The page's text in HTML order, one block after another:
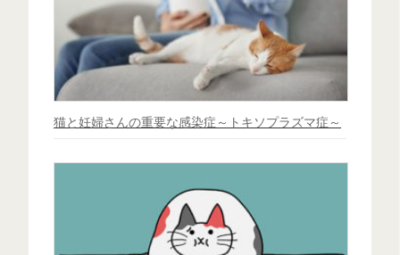
猫と妊婦さんの重要な感染症～トキソプラズマ症～